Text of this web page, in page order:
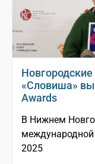
«Словиша»
Awards
В Нижнем
международной
2025